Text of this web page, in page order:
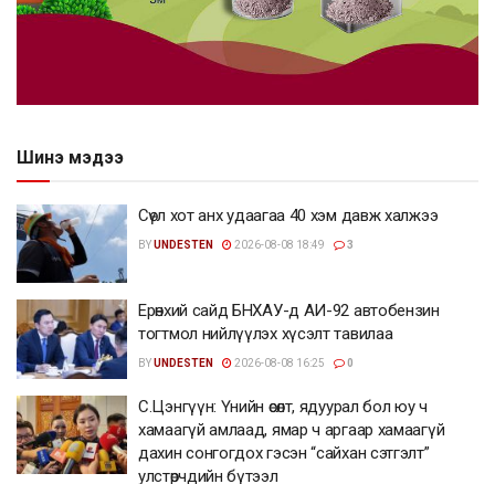
Шинэ мэдээ
Сөүл хот анх удаагаа 40 хэм давж халжээ
BYUNDESTEN 2026-08-08 18:49 3
Ерөнхий сайд БНХАУ-д АИ-92 автобензин
тогтмол нийлүүлэх хүсэлт тавилаа
BYUNDESTEN 2026-08-08 16:25 0
С.Цэнгүүн: Үнийн өсөлт, ядуурал бол юу ч
хамаагүй амлаад, ямар ч аргаар хамаагүй
дахин сонгогдох гэсэн “сайхан сэтгэлт”
улстөрчдийн бүтээл